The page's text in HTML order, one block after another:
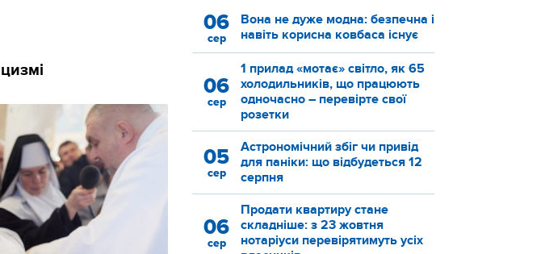
06
сер
Вона не дуже модна: безпечна і
навіть корисна ковбаса існує
06
сер
1 прилад «мотає» світло, як 65
холодильників, що працюють
одночасно – перевірте свої
розетки
05
сер
Астрономічний збіг чи привід
для паніки: що відбудеться 12
серпня
06
сер
Продати квартиру стане
складніше: з 23 жовтня
нотаріуси перевірятимуть усіх